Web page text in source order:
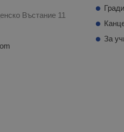
Въстание 11
За